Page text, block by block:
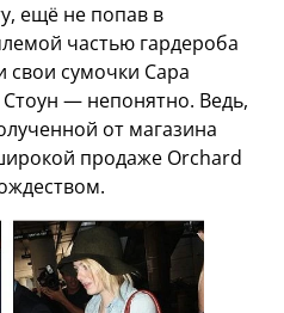
ещё не попав в
частью гардероба
свои сумочки Сара
— непонятно. Ведь,
от магазина
продаже Orchard